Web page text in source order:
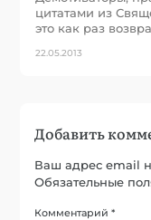
цитатами из
это как раз
22.05.2013
Добавить
Ваш адрес email
Обязательные
Комментарий*